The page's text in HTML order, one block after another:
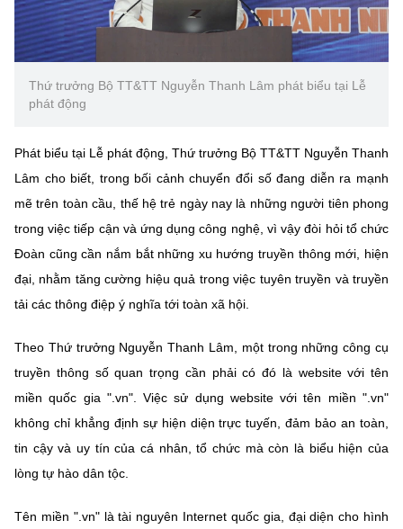
Thứ trưởng Bộ TT&TT Nguyễn Thanh Lâm phát biểu tại Lễ
phát động
Phát biểu tại Lễ phát động, Thứ trưởng Bộ TT&TT Nguyễn Thanh
Lâm cho biết, trong bối cảnh chuyển đổi số đang diễn ra mạnh
mẽ trên toàn cầu, thế hệ trẻ ngày nay là những người tiên phong
trong việc tiếp cận và ứng dụng công nghệ, vì vậy đòi hỏi tổ chức
Đoàn cũng cần nắm bắt những xu hướng truyền thông mới, hiện
đại, nhằm tăng cường hiệu quả trong việc tuyên truyền và truyền
tải các thông điệp ý nghĩa tới toàn xã hội.
Theo Thứ trưởng Nguyễn Thanh Lâm, một trong những công cụ
truyền thông số quan trọng cần phải có đó là website với tên
miền quốc gia ".vn". Việc sử dụng website với tên miền ".vn"
không chỉ khẳng định sự hiện diện trực tuyến, đảm bảo an toàn,
tin cậy và uy tín của cá nhân, tổ chức mà còn là biểu hiện của
lòng tự hào dân tộc.
Tên miền ".vn" là tài nguyên Internet quốc gia, đại diện cho hình